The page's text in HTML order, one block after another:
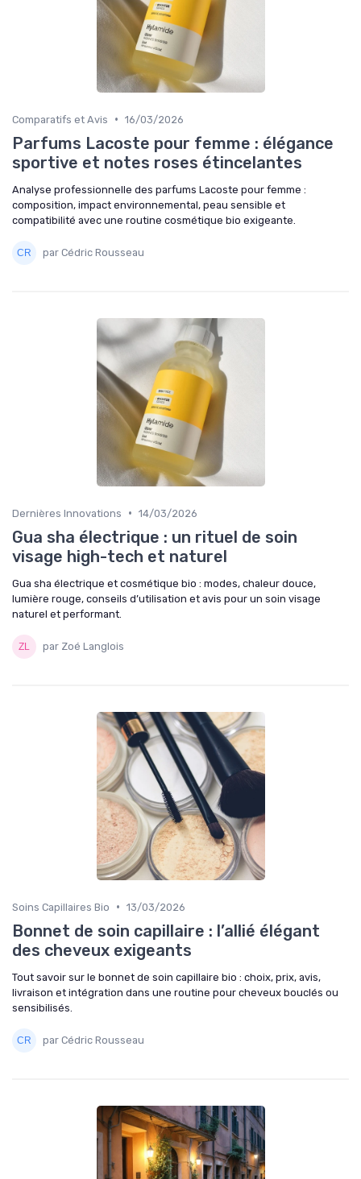
Comparatifs et Avis • 16/03/2026
Parfums Lacoste pour femme : élégance
sportive et notes roses étincelantes
Analyse professionnelle des parfums Lacoste pour femme :
composition, impact environnemental, peau sensible et
compatibilité avec une routine cosmétique bio exigeante.
par Cédric Rousseau
Dernières Innovations • 14/03/2026
Gua sha électrique : un rituel de soin
visage high-tech et naturel
Gua sha électrique et cosmétique bio : modes, chaleur douce,
lumière rouge, conseils d’utilisation et avis pour un soin visage
naturel et performant.
par Zoé Langlois
Soins Capillaires Bio • 13/03/2026
Bonnet de soin capillaire : l’allié élégant
des cheveux exigeants
Tout savoir sur le bonnet de soin capillaire bio : choix, prix, avis,
livraison et intégration dans une routine pour cheveux bouclés ou
sensibilisés.
par Cédric Rousseau